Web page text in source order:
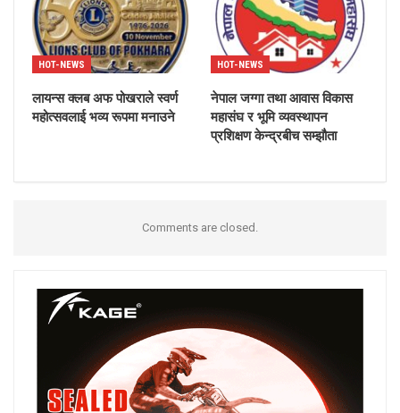
HOT-NEWS
लायन्स क्लब अफ पोखराले स्वर्ण
महोत्सवलाई भव्य रूपमा मनाउने
HOT-NEWS
नेपाल जग्गा तथा आवास विकास
महासंघ र भूमि व्यवस्थापन
प्रशिक्षण केन्द्रबीच सम्झौता
Comments are closed.